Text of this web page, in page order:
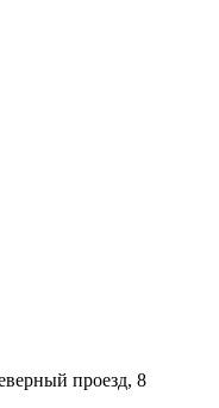
проезд, 8